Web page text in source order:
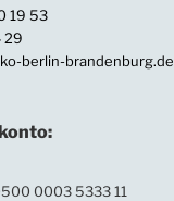
19 53
29
berlin-brandenburg.de
0003 5333 11